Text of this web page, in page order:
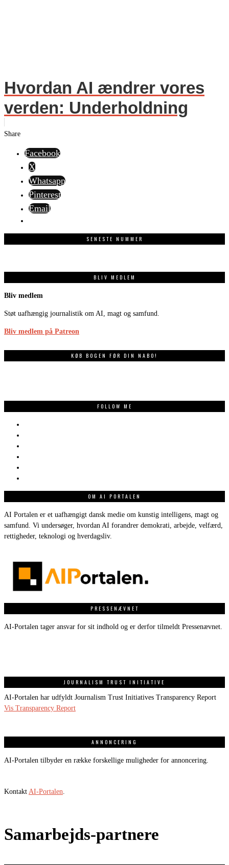
Hvordan AI ændrer vores
verden: Underholdning
Share
Facebook
X
Whatsapp
Pinterest
Email
SENESTE NUMMER
BLIV MEDLEM
Bliv medlem
Støt uafhængig journalistik om AI, magt og samfund.
Bliv medlem på Patreon
KØB BOGEN FØR DIN NABO!
FOLLOW ME
OM AI PORTALEN
AI Portalen er et uafhængigt dansk medie om kunstig intelligens, magt og
samfund. Vi undersøger, hvordan AI forandrer demokrati, arbejde, velfærd,
rettigheder, teknologi og hverdagsliv.
PRESSENÆVNET
AI-Portalen tager ansvar for sit indhold og er derfor tilmeldt Pressenævnet.
JOURNALISM TRUST INITIATIVE
AI-Portalen har udfyldt Journalism Trust Initiatives Transparency Report
Vis Transparency Report
ANNONCERING
AI-Portalen tilbyder en række forskellige muligheder for annoncering.
Kontakt AI-Portalen.
Samarbejds-partnere